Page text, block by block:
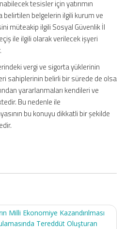
tesisler için yatırımın
belgelerin ilgili kurum ve
müteakip ilgili Sosyal Güvenlik İl
ile ilgili olarak verilecek işyeri
vergi ve sigorta yüklerinin
sahiplerinin belirli bir sürede de olsa
yararlanmaları kendileri ve
Bu nedenle ile
bu konuyu dikkatli bir şekilde
Milli Ekonomiye Kazandırılması
Tereddüt Oluşturan